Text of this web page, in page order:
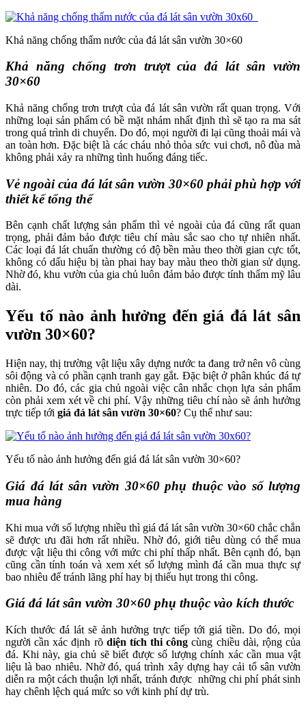
Khả năng chống thấm nước của đá lát sân vườn 30×60
Khả năng chống trơn trượt của đá lát sân vườn
30×60
Khả năng chống trơn trượt của đá lát sân vườn rất quan trọng. Với
những loại sản phẩm có bề mặt nhám nhất định thì sẽ tạo ra ma sát
trong quá trình di chuyển. Do đó, mọi người đi lại cũng thoải mái và
an toàn hơn. Đặc biệt là các cháu nhỏ thỏa sức vui chơi, nô đùa mà
không phải xảy ra những tình huống đáng tiếc.
Vẻ ngoài của đá lát sân vườn 30×60 phải phù hợp với
thiết kế tổng thể
Bên cạnh chất lượng sản phẩm thì vẻ ngoài của đá cũng rất quan
trọng, phải đảm bảo được tiêu chí màu sắc sao cho tự nhiên nhất.
Các loại đá lát chuẩn thường có độ bền màu theo thời gian cực tốt,
không có dấu hiệu bị tàn phai hay bay màu theo thời gian sử dụng.
Nhờ đó, khu vườn của gia chủ luôn đảm bảo được tính thẩm mỹ lâu
dài.
Yếu tố nào ảnh hưởng đến giá đá lát sân
vườn 30×60?
Hiện nay, thị trường vật liệu xây dựng nước ta đang trở nên vô cùng
sôi động và có phần cạnh tranh gay gắt. Đặc biệt ở phân khúc đá tự
nhiên. Do đó, các gia chủ ngoài việc cân nhắc chọn lựa sản phẩm
còn phải xem xét về chi phí. Vậy những tiêu chí nào sẽ ảnh hưởng
trực tiếp tới giá đá lát sân vườn 30×60? Cụ thể như sau:
Yếu tố nào ảnh hưởng đến giá đá lát sân vườn 30×60?
Giá đá lát sân vườn 30×60 phụ thuộc vào số lượng
mua hàng
Khi mua với số lượng nhiều thì giá đá lát sân vườn 30×60 chắc chắn
sẽ được ưu đãi hơn rất nhiều. Nhờ đó, giới tiêu dùng có thể mua
được vật liệu thi công với mức chi phí thấp nhất. Bên cạnh đó, bạn
cũng cần tính toán và xem xét số lượng mình đá cần mua thực sự
bao nhiêu để tránh lãng phí hay bị thiếu hụt trong thi công.
Giá đá lát sân vườn 30×60 phụ thuộc vào kích thước
Kích thước đá lát sẽ ảnh hưởng trực tiếp tới giá tiền. Do đó, mọi
người cần xác định rõ diện tích thi công cùng chiều dài, rộng của
đá. Khi này, gia chủ sẽ biết được số lượng chính xác cần mua vật
liệu là bao nhiêu. Nhờ đó, quá trình xây dựng hay cải tổ sân vườn
diễn ra một cách thuận lợi nhất, tránh được những chi phí phát sinh
hay chênh lệch quá mức so với kinh phí dự trù.